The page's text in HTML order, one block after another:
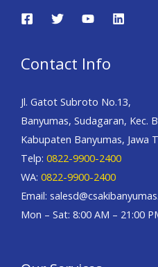
Contact Info
Jl. Gatot Subroto No.13,
Banyumas, Sudagaran, Kec.
Kabupaten Banyumas, Jawa
Telp: 0822-9900-2400
WA: 0822-9900-2400
Email:
Mon – Sat: 8:00 AM – 21:00